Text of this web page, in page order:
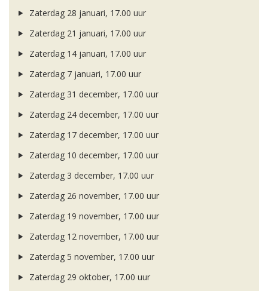
Zaterdag 28 januari, 17.00 uur
Zaterdag 21 januari, 17.00 uur
Zaterdag 14 januari, 17.00 uur
Zaterdag 7 januari, 17.00 uur
Zaterdag 31 december, 17.00 uur
Zaterdag 24 december, 17.00 uur
Zaterdag 17 december, 17.00 uur
Zaterdag 10 december, 17.00 uur
Zaterdag 3 december, 17.00 uur
Zaterdag 26 november, 17.00 uur
Zaterdag 19 november, 17.00 uur
Zaterdag 12 november, 17.00 uur
Zaterdag 5 november, 17.00 uur
Zaterdag 29 oktober, 17.00 uur